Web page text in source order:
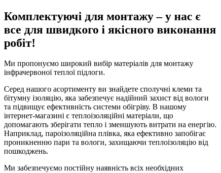
Комплектуючі для монтажу – у нас є
все для швидкого і якісного виконання
робіт!
Ми пропонуємо широкий вибір матеріалів для монтажу
інфрачервоної теплої підлоги.
Серед нашого асортименту ви знайдете сполучні клеми та
бітумну ізоляцію, яка забезпечує надійний захист від вологи
та підвищує ефективність системи обігріву. В нашому
інтернет-магазині є теплоізоляційні матеріали, що
допомагають зберігати тепло і зменшують витрати на енергію.
Наприклад, пароізоляційна плівка, яка ефективно запобігає
проникненню пари та вологи, захищаючи теплоізоляцію від
пошкоджень.
Ми забезпечуємо постійну наявність всіх необхідних